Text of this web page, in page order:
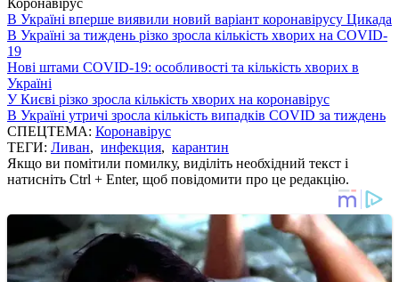
В Україні вперше виявили новий варіант коронавірусу Цикада
В Україні за тиждень різко зросла кількість хворих на COVID-
19
Нові штами COVID-19: особливості та кількість хворих в
Україні
У Києві різко зросла кількість хворих на коронавірус
В Україні утричі зросла кількість випадків COVID за тиждень
СПЕЦТЕМА: Коронавірус
ТЕГИ: Ливан, инфекция, карантин
Якщо ви помітили помилку, виділіть необхідний текст і
натисніть Ctrl + Enter, щоб повідомити про це редакцію.